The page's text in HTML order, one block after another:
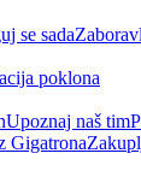
se sada
poklona
Upoznaj naš tim
Gigatrona